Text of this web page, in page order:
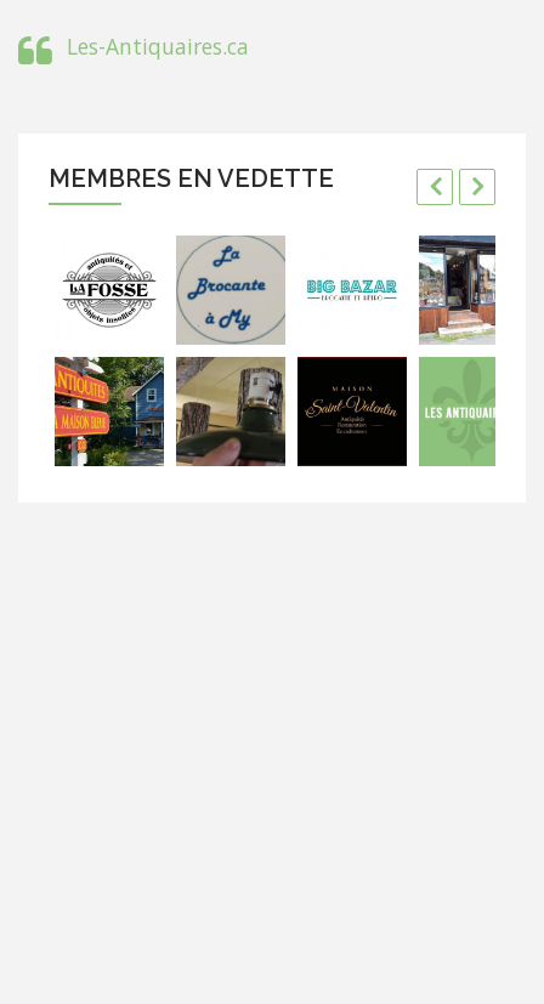
Les-Antiquaires.ca
MEMBRES EN VEDETTE